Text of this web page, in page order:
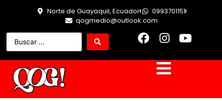
Norte de Guayaquil, Ecuador
0993701151
qogmedio@outlook.com